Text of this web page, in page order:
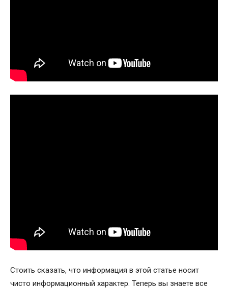
Стоить сказать, что информация в этой статье носит
чисто информационный характер. Теперь вы знаете все